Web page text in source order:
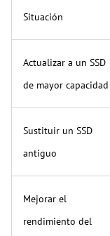
Situación
Actualizar a un SSD
de mayor capacidad
Sustituir un SSD
antiguo
Mejorar el
rendimiento del